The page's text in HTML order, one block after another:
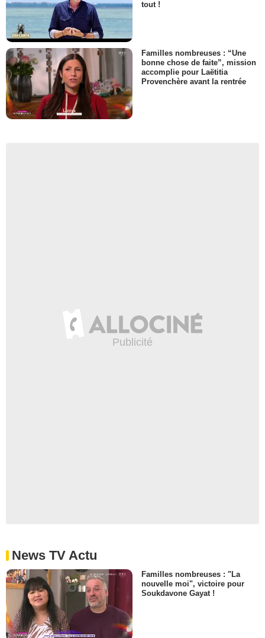
tout !
Familles nombreuses : “Une
bonne chose de faite”, mission
accomplie pour Laëtitia
Provenchère avant la rentrée
News TV Actu
Familles nombreuses : "La
nouvelle moi", victoire pour
Soukdavone Gayat !